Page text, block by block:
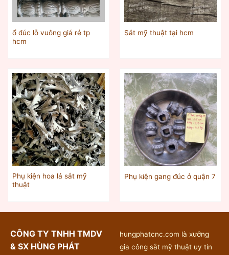
ổ đúc lỗ vuông giá rẻ tp
hcm
Sắt mỹ thuật tại hcm
Phụ kiện hoa lá sắt mỹ
thuật
Phụ kiện gang đúc ở quận 7
CÔNG TY TNHH TMDV
& SX HÙNG PHÁT
hungphatcnc.com là xưởng
gia công sắt mỹ thuật uy tín